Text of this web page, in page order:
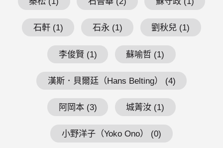
石軒 (1) 石永 (1) 劉秋兒 (1)
李俊賢 (1) 蘇喻哲 (1)
漢斯．貝爾廷（Hans Belting） (4)
阿岡本 (3) 城菁汝 (1)
小野洋子（Yoko Ono） (0)